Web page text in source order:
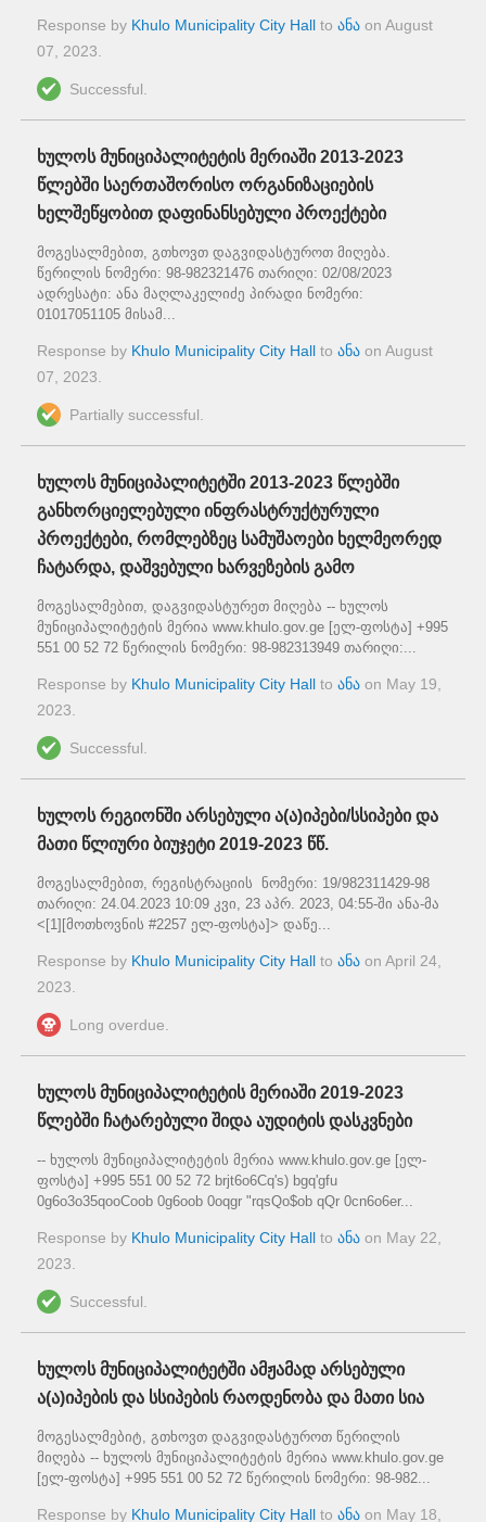
Response by Khulo Municipality City Hall to ანა on August
07, 2023
Successful.
ხულოს მუნიციპალიტეტის მერიაში 2013-2023
წლებში საერთაშორისო ორგანიზაციების
ხელშეწყობით დაფინანსებული პროექტები
მოგესალმებით, გთხოვთ დაგვიდასტუროთ მიღება.
წერილის ნომერი: 98-982321476 თარიღი: 02/08/2023
ადრესატი: ანა მაღლაკელიძე პირადი ნომერი:
01017051105 მისამ...
Response by Khulo Municipality City Hall to ანა on August
07, 2023
Partially successful.
ხულოს მუნიციპალიტეტში 2013-2023 წლებში
განხორციელებული ინფრასტრუქტურული
პროექტები, რომლებზეც სამუშაოები ხელმეორედ
ჩატარდა, დაშვებული ხარვეზების გამო
მოგესალმებით, დაგვიდასტურეთ მიღება -- ხულოს
მუნიციპალიტეტის მერია www.khulo.gov.ge [ელ-ფოსტა] +995
551 00 52 72 წერილის ნომერი: 98-982313949 თარიღი:...
Response by Khulo Municipality City Hall to ანა on May 19,
2023
Successful.
ხულოს რეგიონში არსებული ა(ა)იპები/სსიპები და
მათი წლიური ბიუჯეტი 2019-2023 წწ.
მოგესალმებით, რეგისტრაციის ნომერი: 19/982311429-98
თარიღი: 24.04.2023 10:09 კვი, 23 აპრ. 2023, 04:55-ში ანა-მა
<[1][მოთხოვნის #2257 ელ-ფოსტა]> დაწე...
Response by Khulo Municipality City Hall to ანა on April 24,
2023
Long overdue.
ხულოს მუნიციპალიტეტის მერიაში 2019-2023
წლებში ჩატარებული შიდა აუდიტის დასკვნები
-- ხულოს მუნიციპალიტეტის მერია www.khulo.gov.ge [ელ-
ფოსტა] +995 551 00 52 72 brjt6o6Cq's) bgq'gfu
0g6o3o35qooCoob 0g6oob 0oqgr "rqsQo$ob qQr 0cn6o6er...
Response by Khulo Municipality City Hall to ანა on May 22,
2023
Successful.
ხულოს მუნიციპალიტეტში ამჟამად არსებული
ა(ა)იპების და სსიპების რაოდენობა და მათი სია
მოგესალმებიტ, გთხოვთ დაგვიდასტუროთ წერილის
მიღება -- ხულოს მუნიციპალიტეტის მერია www.khulo.gov.ge
[ელ-ფოსტა] +995 551 00 52 72 წერილის ნომერი: 98-982...
Response by Khulo Municipality City Hall to ანა on May 18,